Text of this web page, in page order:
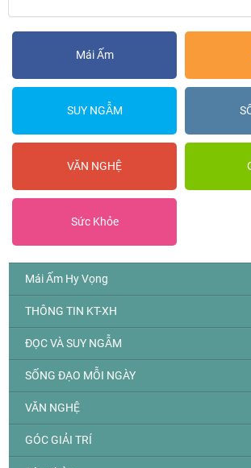
Mái Ấm
SUY NGẪM
VĂN NGHỆ
Sức Khỏe
Mái Ấm Hy Vọng
THÔNG TIN KT-XH
ĐỌC VÀ SUY NGẪM
SỐNG ĐẠO MỖI NGÀY
VĂN NGHỆ
GÓC GIẢI TRÍ